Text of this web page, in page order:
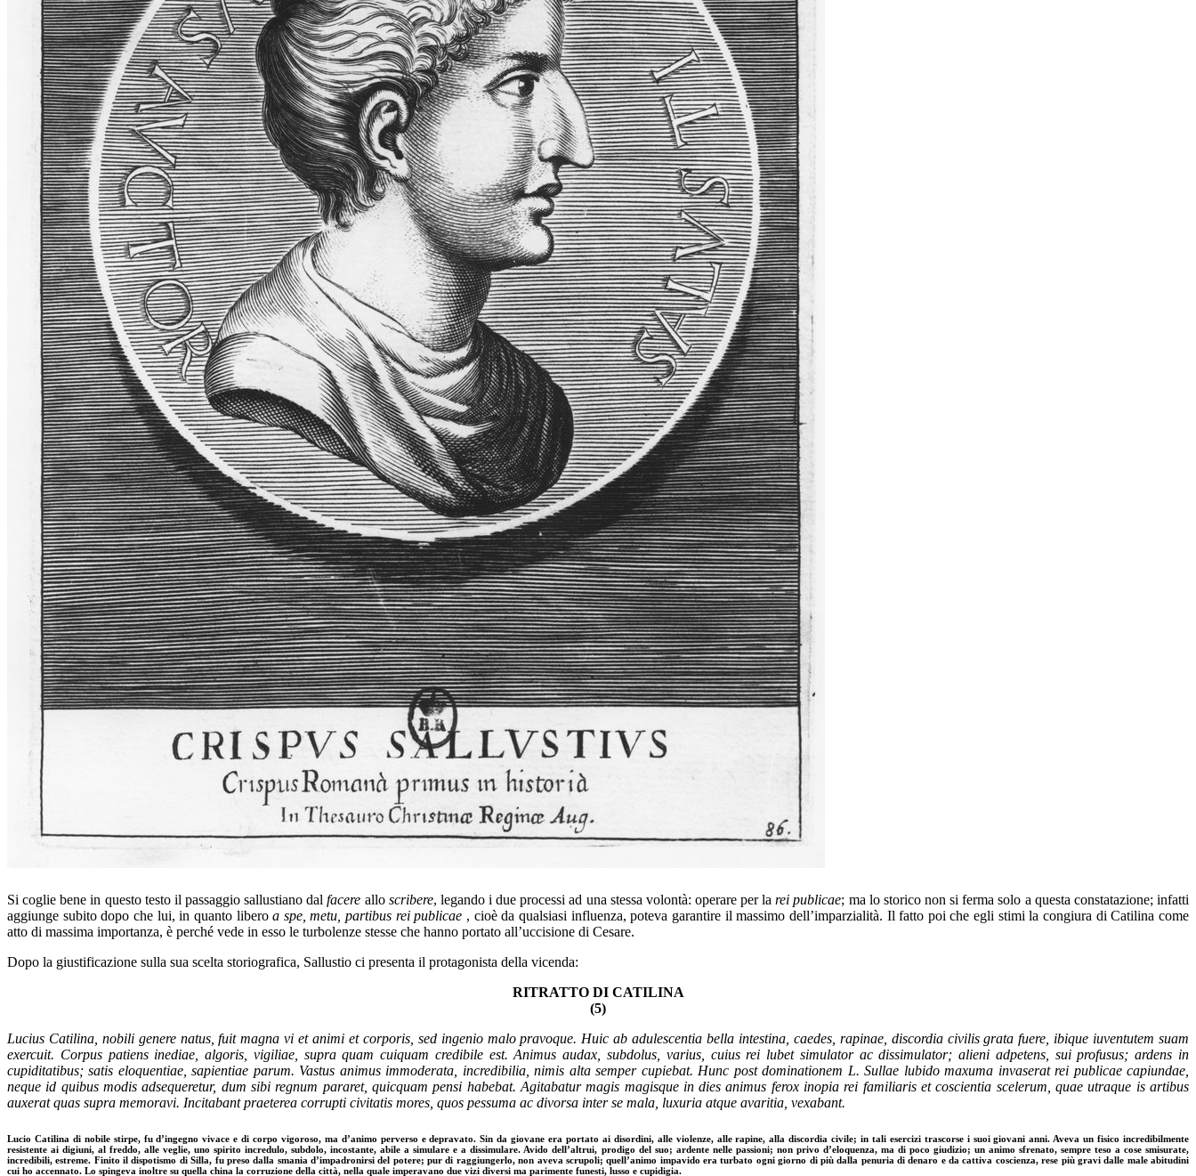
Si coglie bene in questo testo il passaggio sallustiano dalfacere allo scribere, legando i due processi ad una stessa volontà: operare per larei publicae; ma lo storico non si ferma solo a questa constatazione; infatti
aggiunge subito dopo che lui, in quanto liberoa spe, metu, partibus rei publicae , cioè da qualsiasi influenza, poteva garantire il massimo dell’imparzialità. Il fatto poi che egli stimi la congiura di Catilina come
atto di massima importanza, è perché vede in esso le turbolenze stesse che hanno portato all’uccisione di Cesare.
Dopo la giustificazione sulla sua scelta storiografica, Sallustio ci presenta il protagonista della vicenda:
RITRATTO DI CATILINA
(5)
Lucius Catilina, nobili genere natus, fuit magna vi et animi et corporis, sed ingenio malo pravoque. Huic ab adulescentia bella intestina, caedes, rapinae, discordia civilis grata fuere, ibique iuventutem suam
exercuit. Corpus patiens inediae, algoris, vigiliae, supra quam cuiquam credibile est. Animus audax, subdolus, varius, cuius rei lubet simulator ac dissimulator; alieni adpetens, sui profusus; ardens in
cupiditatibus; satis eloquentiae, sapientiae parum. Vastus animus immoderata, incredibilia, nimis alta semper cupiebat. Hunc post dominationem L. Sullae lubido maxuma invaserat rei publicae capiundae,
neque id quibus modis adsequeretur, dum sibi regnum pararet, quicquam pensi habebat. Agitabatur magis magisque in dies animus ferox inopia rei familiaris et coscientia scelerum, quae utraque is artibus
auxerat quas supra memoravi. Incitabant praeterea corrupti civitatis mores, quos pessuma ac divorsa inter se mala, luxuria atque avaritia, vexabant.
Lucio Catilina di nobile stirpe, fu d’ingegno vivace e di corpo vigoroso, ma d’animo perverso e depravato. Sin da giovane era portato ai disordini, alle violenze, alle rapine, alla discordia civile; in tali esercizi trascorse i suoi giovani anni. Aveva un fisico incredibilmente
resistente ai digiuni, al freddo, alle veglie, uno spirito incredulo, subdolo, incostante, abile a simulare e a dissimulare. Avido dell’altrui, prodigo del suo; ardente nelle passioni; non privo d’eloquenza, ma di poco giudizio; un animo sfrenato, sempre teso a cose smisurate,
incredibili, estreme. Finito il dispotismo di Silla, fu preso dalla smania d’impadronirsi del potere; pur di raggiungerlo, non aveva scrupoli; quell’animo impavido era turbato ogni giorno di più dalla penuria di denaro e da cattiva coscienza, rese più gravi dalle male abitudini
cui ho accennato. Lo spingeva inoltre su quella china la corruzione della città, nella quale imperavano due vizi diversi ma parimente funesti, lusso e cupidigia.